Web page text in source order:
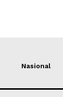
Nasional